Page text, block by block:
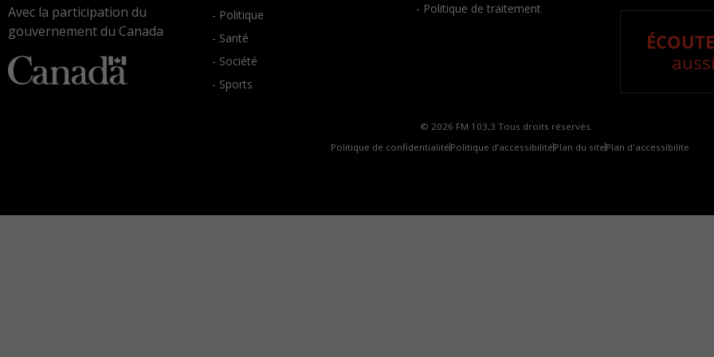
Avec la participation du
gouvernement du Canada
- Politique
- Santé
- Société
- Sports
- Politique de traitement
© 2026 FM 103,3 Tous droits réservés.
Politique de confidentialité Politique d’accessibilité Plan du site Plan d'accessibilite